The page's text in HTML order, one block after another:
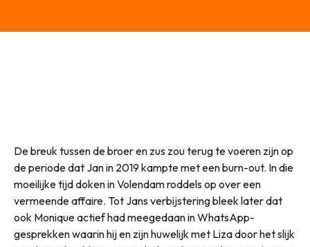
De breuk tussen de broer en zus zou terug te voeren zijn op
de periode dat Jan in 2019 kampte met een burn-out. In die
moeilijke tijd doken in Volendam roddels op over een
vermeende affaire. Tot Jans verbijstering bleek later dat
ook Monique actief had meegedaan in WhatsApp-
gesprekken waarin hij en zijn huwelijk met Liza door het slijk